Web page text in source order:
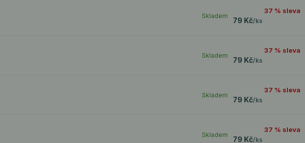
37 % sleva
79 Kč/ks
Skladem
37 % sleva
79 Kč/ks
Skladem
37 % sleva
79 Kč/ks
Skladem
37 % sleva
79 Kč/ks
Skladem